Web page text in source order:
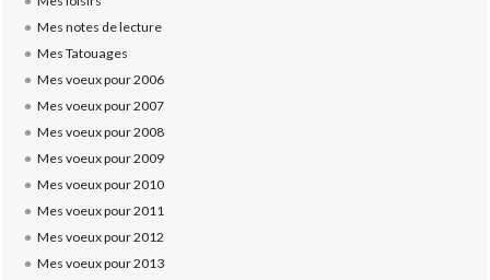
Mes notes de lecture
Mes Tatouages
Mes voeux pour 2006
Mes voeux pour 2007
Mes voeux pour 2008
Mes voeux pour 2009
Mes voeux pour 2010
Mes voeux pour 2011
Mes voeux pour 2012
Mes voeux pour 2013